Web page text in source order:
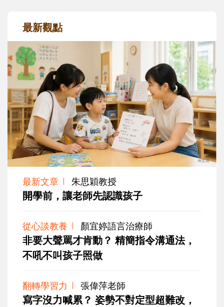
最新觀點
最新文章 朱思穎教授
開學前，讓老師先認識孩子
從心談教養 顏宜婷語言治療師
非要大聲罵才肯動？ 精簡指令溝通法，
不吼不叫孩子照做
翻轉學習力 張偉萍老師
寫字沒力喊累？ 姿勢不對定型超難改，